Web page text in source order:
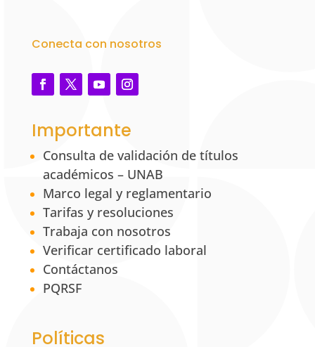
Conecta con nosotros
Importante
Consulta de validación de títulos
académicos – UNAB
Marco legal y reglamentario
Tarifas y resoluciones
Trabaja con nosotros
Verificar certificado laboral
Contáctanos
PQRSF
Políticas